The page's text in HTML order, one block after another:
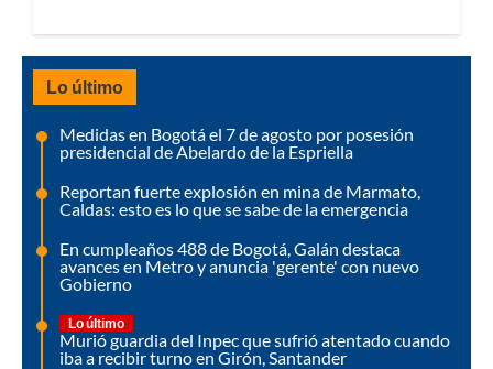
Lo último
Medidas en Bogotá el 7 de agosto por posesión
presidencial de Abelardo de la Espriella
Reportan fuerte explosión en mina de Marmato,
Caldas: esto es lo que se sabe de la emergencia
En cumpleaños 488 de Bogotá, Galán destaca
avances en Metro y anuncia 'gerente' con nuevo
Gobierno
Lo último
Murió guardia del Inpec que sufrió atentado cuando
iba a recibir turno en Girón, Santander